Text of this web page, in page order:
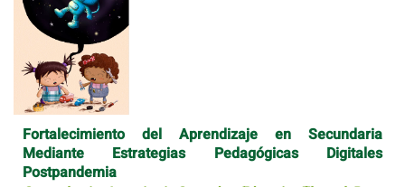
Fortalecimiento del Aprendizaje en Secundaria
Mediante Estrategias Pedagógicas Digitales
Postpandemia